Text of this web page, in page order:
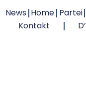
News Home Partei
Kontakt